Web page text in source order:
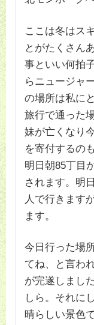
ここは冬はス
とがたくさん
事といい何拍
らニュージャ
の場所は私に
旅行で通った
妹が亡くなり
を寄付するの
明日朝85丁目
されます。明
人で行きます
ます。
今日行った場
てね、と言わ
が完遂しまし
しら。それに
晴らしい景色